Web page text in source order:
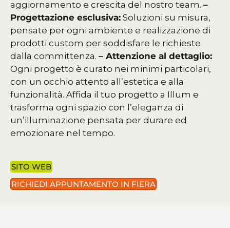
aggiornamento e crescita del nostro team. –
Progettazione esclusiva: Soluzioni su misura,
pensate per ogni ambiente e realizzazione di
prodotti custom per soddisfare le richieste
dalla committenza. – Attenzione al dettaglio:
Ogni progetto è curato nei minimi particolari,
con un occhio attento all’estetica e alla
funzionalità. Affida il tuo progetto a Illum e
trasforma ogni spazio con l’eleganza di
un’illuminazione pensata per durare ed
emozionare nel tempo.
SITO WEB
RICHIEDI APPUNTAMENTO IN FIERA